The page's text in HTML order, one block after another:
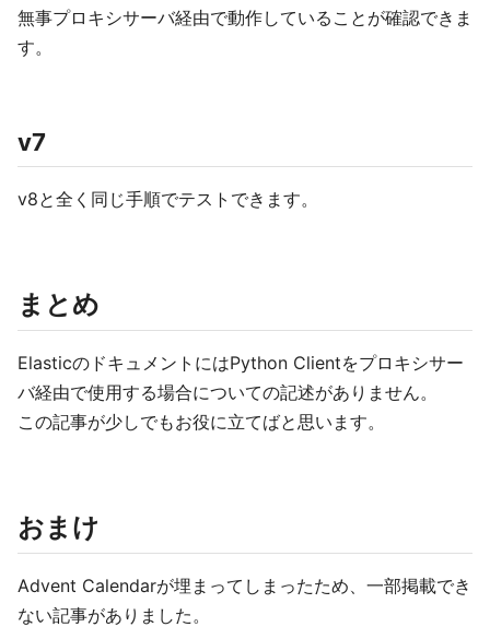
無事プロキシサーバ経由で動作していることが確認できま
す。
v7
v8と全く同じ手順でテストできます。
まとめ
ElasticのドキュメントにはPython Clientをプロキシサー
バ経由で使用する場合についての記述がありません。
この記事が少しでもお役に立てばと思います。
おまけ
Advent Calendarが埋まってしまったため、一部掲載でき
ない記事がありました。